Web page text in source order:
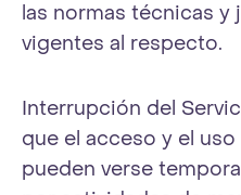
las normas técnicas y
vigentes al respecto.
Interrupción del
que el acceso y el
pueden verse